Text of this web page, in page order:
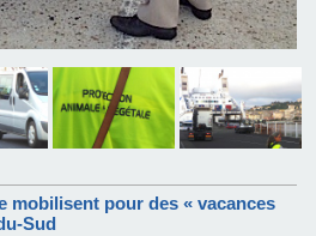
mobilisent pour des « vacances
Sud